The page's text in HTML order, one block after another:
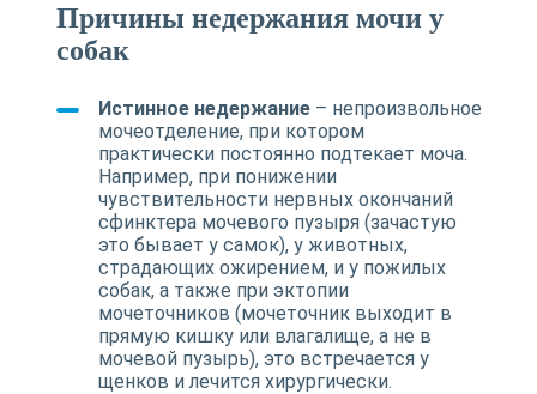
Причины недержания мочи у
собак
Истинное недержание– непроизвольное
мочеотделение, при котором
практически постоянно подтекает моча.
Например, при понижении
чувствительности нервных окончаний
сфинктера мочевого пузыря (зачастую
это бывает у самок), у животных,
страдающих ожирением, и у пожилых
собак, а также при эктопии
мочеточников (мочеточник выходит в
прямую кишку или влагалище, а не в
мочевой пузырь), это встречается у
щенков и лечится хирургически.